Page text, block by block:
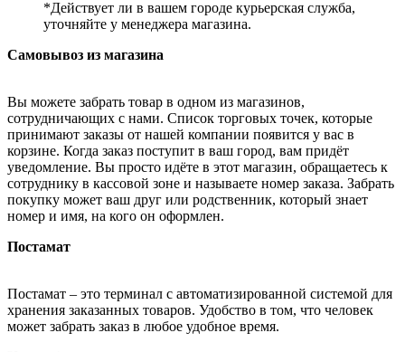
*Действует ли в вашем городе курьерская служба,
уточняйте у менеджера магазина.
Самовывоз из магазина
Вы можете забрать товар в одном из магазинов,
сотрудничающих с нами. Список торговых точек, которые
принимают заказы от нашей компании появится у вас в
корзине. Когда заказ поступит в ваш город, вам придёт
уведомление. Вы просто идёте в этот магазин, обращаетесь к
сотруднику в кассовой зоне и называете номер заказа. Забрать
покупку может ваш друг или родственник, который знает
номер и имя, на кого он оформлен.
Постамат
Постамат – это терминал с автоматизированной системой для
хранения заказанных товаров. Удобство в том, что человек
может забрать заказ в любое удобное время.